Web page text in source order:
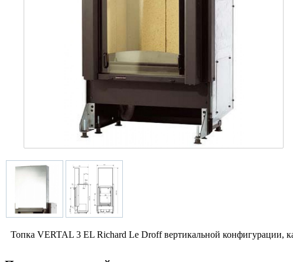
Топка VERTAL 3 EL Richard Le Droff вертикальной конфигурации,